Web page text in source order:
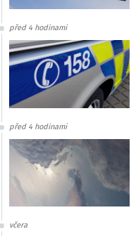
před 4 hodinami
před 4 hodinami
včera